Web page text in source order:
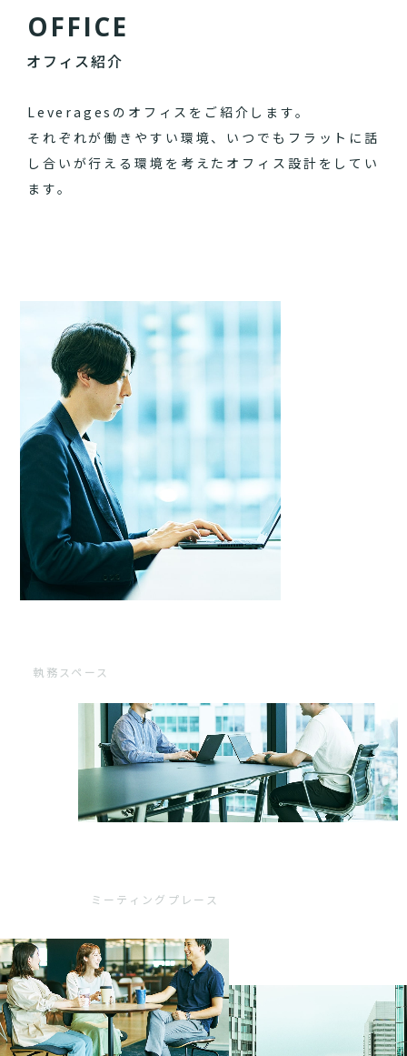
OFFICE
オフィス紹介
Leveragesのオフィスをご紹介します。
それぞれが働きやすい環境、いつでもフラットに話
し合いが行える環境を考えたオフィス設計をしてい
ます。
執務スペース
ミーティングプレース